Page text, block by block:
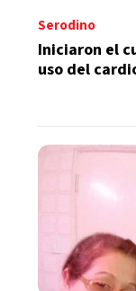
Serodino
Iniciaron el
uso del